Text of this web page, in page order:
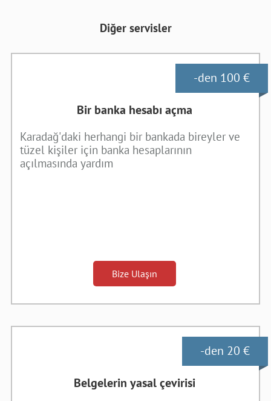
Diğer servisler
-den 100 €
Bir banka hesabı açma
Karadağ'daki herhangi bir bankada bireyler ve
tüzel kişiler için banka hesaplarının
açılmasında yardım
Bize Ulaşın
-den 20 €
Belgelerin yasal çevirisi